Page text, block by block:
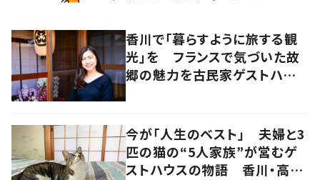
香川で「暮らすように旅する観
光」を フランスで気づいた故
郷の魅力を古民家ゲストハウス
今が「人生のベスト」 夫婦と3
匹の猫の“5人家族”が営むゲ
ストハウスの物語 香川・高松